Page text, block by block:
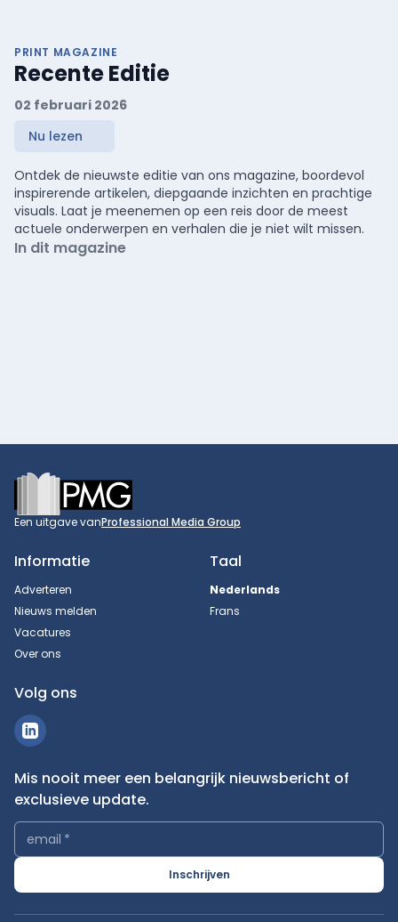
PRINT MAGAZINE
Recente Editie
02 februari 2026
Nu lezen
Ontdek de nieuwste editie van ons magazine, boordevol
inspirerende artikelen, diepgaande inzichten en prachtige
visuals. Laat je meenemen op een reis door de meest
actuele onderwerpen en verhalen die je niet wilt missen.
In dit magazine
Footer
Een uitgave vanProfessional Media Group
Informatie
Adverteren
Nieuws melden
Vacatures
Over ons
Taal
Nederlands
Frans
Volg ons
Mis nooit meer een belangrijk nieuwsbericht of
exclusieve update.
email *
Inschrijven